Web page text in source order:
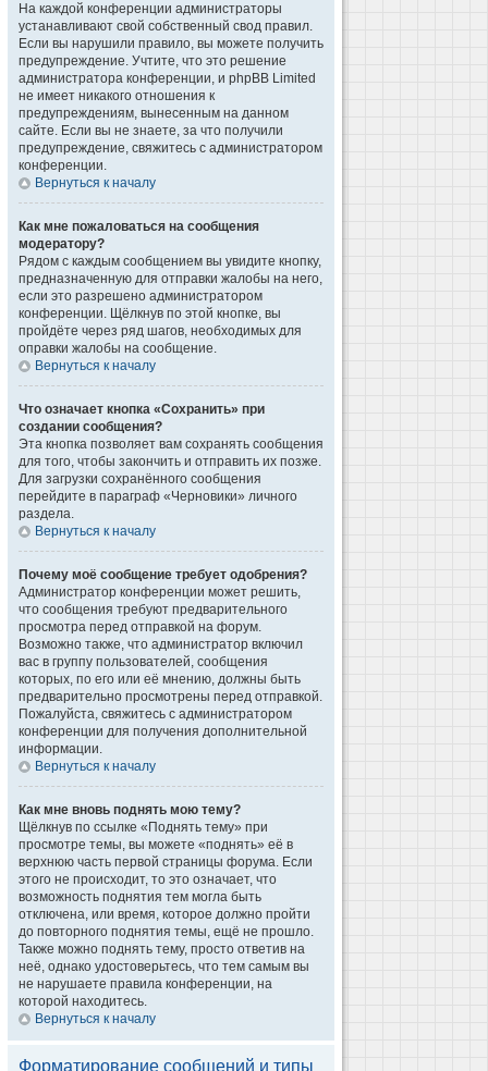
На каждой конференции администраторы
устанавливают свой собственный свод правил.
Если вы нарушили правило, вы можете получить
предупреждение. Учтите, что это решение
администратора конференции, и phpBB Limited
не имеет никакого отношения к
предупреждениям, вынесенным на данном
сайте. Если вы не знаете, за что получили
предупреждение, свяжитесь с администратором
конференции.
Вернуться к началу
Как мне пожаловаться на сообщения
модератору?
Рядом с каждым сообщением вы увидите кнопку,
предназначенную для отправки жалобы на него,
если это разрешено администратором
конференции. Щёлкнув по этой кнопке, вы
пройдёте через ряд шагов, необходимых для
оправки жалобы на сообщение.
Вернуться к началу
Что означает кнопка «Сохранить» при
создании сообщения?
Эта кнопка позволяет вам сохранять сообщения
для того, чтобы закончить и отправить их позже.
Для загрузки сохранённого сообщения
перейдите в параграф «Черновики» личного
раздела.
Вернуться к началу
Почему моё сообщение требует одобрения?
Администратор конференции может решить,
что сообщения требуют предварительного
просмотра перед отправкой на форум.
Возможно также, что администратор включил
вас в группу пользователей, сообщения
которых, по его или её мнению, должны быть
предварительно просмотрены перед отправкой.
Пожалуйста, свяжитесь с администратором
конференции для получения дополнительной
информации.
Вернуться к началу
Как мне вновь поднять мою тему?
Щёлкнув по ссылке «Поднять тему» при
просмотре темы, вы можете «поднять» её в
верхнюю часть первой страницы форума. Если
этого не происходит, то это означает, что
возможность поднятия тем могла быть
отключена, или время, которое должно пройти
до повторного поднятия темы, ещё не прошло.
Также можно поднять тему, просто ответив на
неё, однако удостоверьтесь, что тем самым вы
не нарушаете правила конференции, на
которой находитесь.
Вернуться к началу
Форматирование сообщений и типы